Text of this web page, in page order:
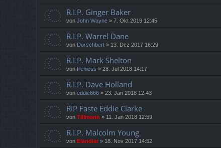
R.I.P. Ginger Baker
von John Wayne » 7. Okt 2019 12:45
R.I.P. Warrel Dane
von Dorschbert » 13. Dez 2017 16:29
R.I.P. Mark Shelton
von Irenicus » 28. Jul 2018 14:17
R.I.P. Dave Holland
von eddie666 » 23. Jan 2018 12:43
RIP Faste Eddie Clarke
von Tillmann » 11. Jan 2018 12:59
R.I.P. Malcolm Young
von Elandiar » 18. Nov 2017 14:52